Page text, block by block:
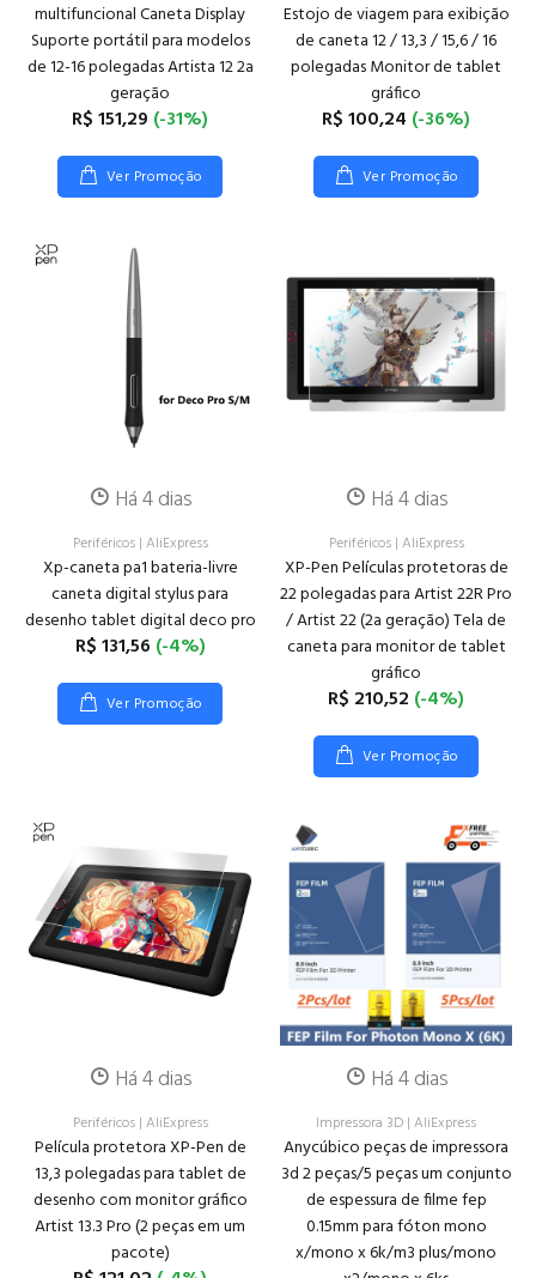
multifuncional Caneta Display
Suporte portátil para modelos
de 12-16 polegadas Artista 12 2a
geração
R$ 151,29 (-31%)
Ver Promoção
Estojo de viagem para exibição
de caneta 12 / 13,3 / 15,6 / 16
polegadas Monitor de tablet
gráfico
R$ 100,24 (-36%)
Ver Promoção
Há 4 dias
Periféricos| AliExpress
Xp-caneta pa1 bateria-livre
caneta digital stylus para
desenho tablet digital deco pro
R$ 131,56 (-4%)
Ver Promoção
Há 4 dias
Periféricos| AliExpress
XP-Pen Películas protetoras de
22 polegadas para Artist 22R Pro
/ Artist 22 (2a geração) Tela de
caneta para monitor de tablet
gráfico
R$ 210,52 (-4%)
Ver Promoção
Há 4 dias
Periféricos| AliExpress
Película protetora XP-Pen de
13,3 polegadas para tablet de
desenho com monitor gráfico
Artist 13.3 Pro (2 peças em um
pacote)
Há 4 dias
Impressora 3D | AliExpress
Anycúbico peças de impressora
3d 2 peças/5 peças um conjunto
de espessura de filme fep
0.15mm para fóton mono
x/mono x 6k/m3 plus/mono